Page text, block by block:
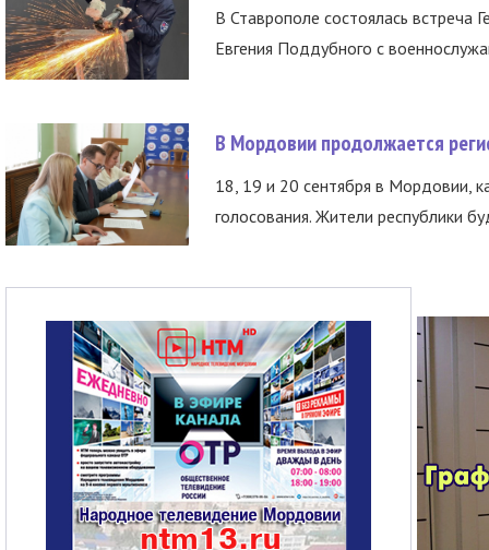
В Ставрополе состоялась встреча
Евгения Поддубного с
В Мордовии продолжается
18, 19 и 20 сентября в Мордовии,
голосования. Жители республики